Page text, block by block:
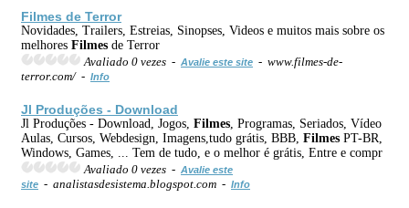
Filmes de Terror
Novidades, Trailers, Estreias, Sinopses, Videos e muitos mais sobre os
melhores Filmes de Terror
Avaliado 0 vezes - Avalie este site - www.filmes-de-
terror.com/ - Info
Jl Produções - Download
Jl Produções - Download, Jogos, Filmes , Programas, Seriados, Vídeo
Aulas, Cursos, Webdesign, Imagens,tudo grátis, BBB, Filmes PT-BR,
Windows, Games, ... Tem de tudo, e o melhor é grátis, Entre e compr
Avaliado 0 vezes - Avalie este
site - analistasdesistema.blogspot.com - Info